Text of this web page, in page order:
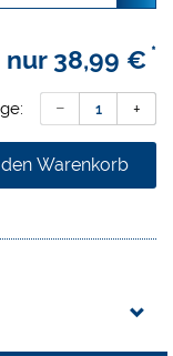
nur 38,99 € *
den Warenkorb